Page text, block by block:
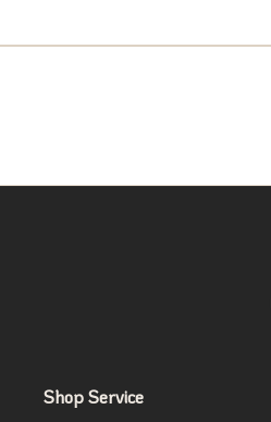
Shop Service